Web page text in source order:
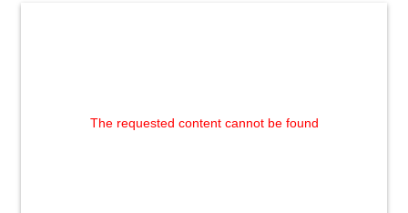
The requested content cannot be found